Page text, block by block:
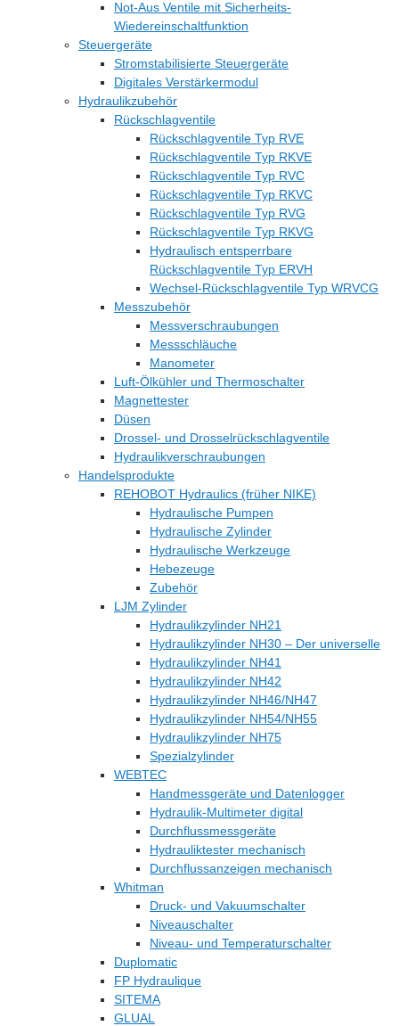
Not-Aus Ventile mit Sicherheits-
Wiedereinschaltfunktion
Steuergeräte
Stromstabilisierte Steuergeräte
Digitales Verstärkermodul
Hydraulikzubehör
Rückschlagventile
Rückschlagventile Typ RVE
Rückschlagventile Typ RKVE
Rückschlagventile Typ RVC
Rückschlagventile Typ RKVC
Rückschlagventile Typ RVG
Rückschlagventile Typ RKVG
Hydraulisch entsperrbare
Rückschlagventile Typ ERVH
Wechsel-Rückschlagventile Typ WRVCG
Messzubehör
Messverschraubungen
Messschläuche
Manometer
Luft-Ölkühler und Thermoschalter
Magnettester
Düsen
Drossel- und Drosselrückschlagventile
Hydraulikverschraubungen
Handelsprodukte
REHOBOT Hydraulics (früher NIKE)
Hydraulische Pumpen
Hydraulische Zylinder
Hydraulische Werkzeuge
Hebezeuge
Zubehör
LJM Zylinder
Hydraulikzylinder NH21
Hydraulikzylinder NH30 – Der universelle
Hydraulikzylinder NH41
Hydraulikzylinder NH42
Hydraulikzylinder NH46/NH47
Hydraulikzylinder NH54/NH55
Hydraulikzylinder NH75
Spezialzylinder
WEBTEC
Handmessgeräte und Datenlogger
Hydraulik-Multimeter digital
Durchflussmessgeräte
Hydrauliktester mechanisch
Durchflussanzeigen mechanisch
Whitman
Druck- und Vakuumschalter
Niveauschalter
Niveau- und Temperaturschalter
Duplomatic
FP Hydraulique
SITEMA
GLUAL